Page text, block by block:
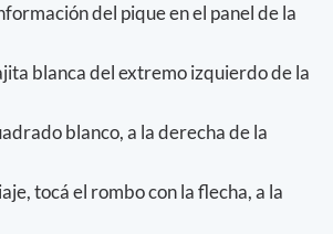
del pique en el panel de la
blanca del extremo izquierdo de la
blanco, a la derecha de la
tocá el rombo con la flecha, a la